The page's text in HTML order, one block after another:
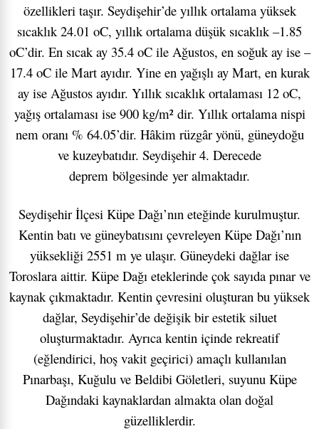
özellikleri taşır. Seydişehir’de yıllık ortalama yüksek
sıcaklık 24.01 oC, yıllık ortalama düşük sıcaklık –1.85
oC’dir. En sıcak ay 35.4 oC ile Ağustos, en soğuk ay ise –
17.4 oC ile Mart ayıdır. Yine en yağışlı ay Mart, en kurak
ay ise Ağustos ayıdır. Yıllık sıcaklık ortalaması 12 oC,
yağış ortalaması ise 900 kg/m² dir. Yıllık ortalama nispi
nem oranı % 64.05’dir. Hâkim rüzgâr yönü, güneydoğu
ve kuzeybatıdır. Seydişehir 4. Derecede
deprem bölgesinde yer almaktadır.
Seydişehir İlçesi Küpe Dağı’nın eteğinde kurulmuştur.
Kentin batı ve güneybatısını çevreleyen Küpe Dağı’nın
yüksekliği 2551 m ye ulaşır. Güneydeki dağlar ise
Toroslara aittir. Küpe Dağı eteklerinde çok sayıda pınar ve
kaynak çıkmaktadır. Kentin çevresini oluşturan bu yüksek
dağlar, Seydişehir’de değişik bir estetik siluet
oluşturmaktadır. Ayrıca kentin içinde rekreatif
(eğlendirici, hoş vakit geçirici) amaçlı kullanılan
Pınarbaşı, Kuğulu ve Beldibi Göletleri, suyunu Küpe
Dağındaki kaynaklardan almakta olan doğal
güzelliklerdir.